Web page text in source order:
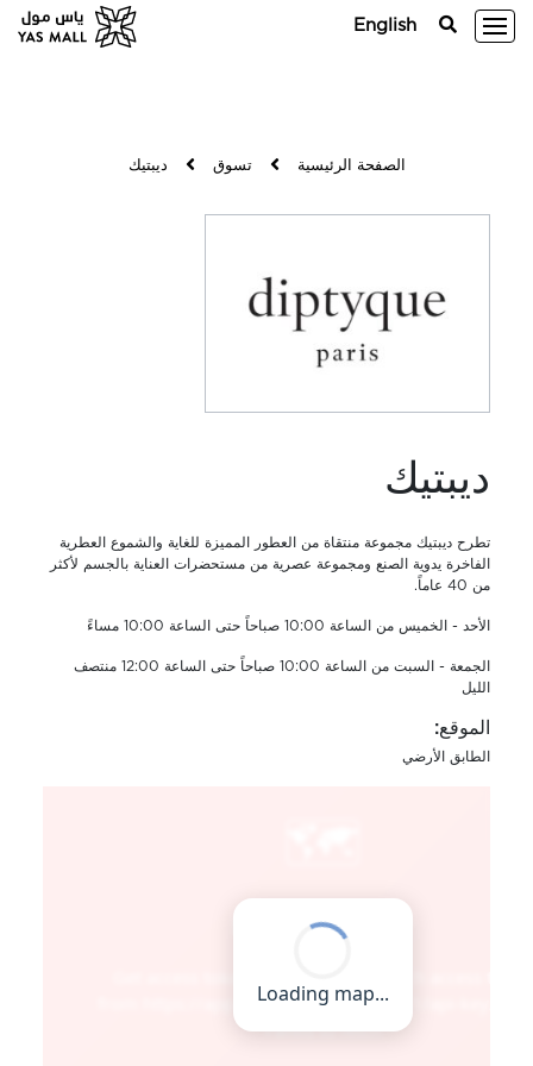
English
الصفحة الرئيسية تسوق ديبتيك
ديبتيك
تطرح ديبتيك مجموعة منتقاة من العطور المميزة للغاية والشموع العطرية
الفاخرة يدوية الصنع ومجموعة عصرية من مستحضرات العناية بالجسم لأكثر
من 40 عاماً.
الأحد - الخميس من الساعة 10:00 صباحاً حتى الساعة 10:00 مساءً
الجمعة - السبت من الساعة 10:00 صباحاً حتى الساعة 12:00 منتصف
الليل
الموقع:
الطابق الأرضي